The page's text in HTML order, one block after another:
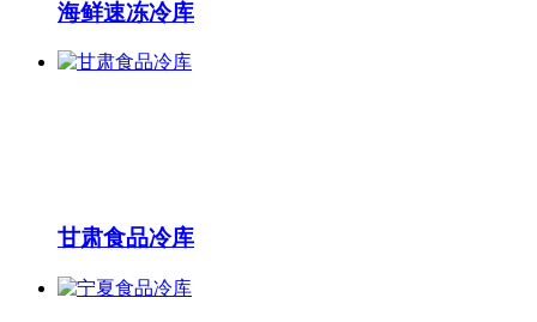
海鲜速冻冷库
甘肃食品冷库